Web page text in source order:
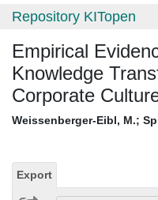
Repository KITopen
Empirical
Knowledge
Corporate
Weissenberger-Eibl, M.;
Export